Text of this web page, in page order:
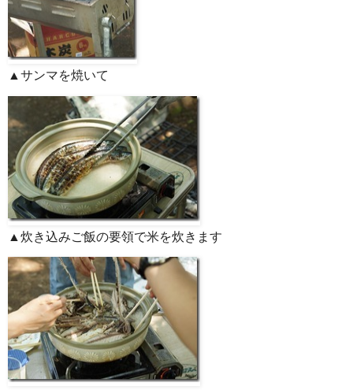
▲サンマを焼いて
▲炊き込みご飯の要領で米を炊きます